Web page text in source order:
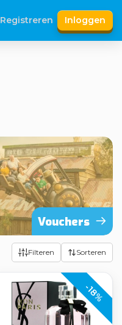
Registreren Inloggen
Vouchers
Filteren Sorteren
-18%